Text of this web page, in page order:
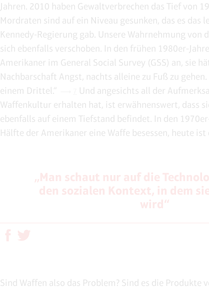
Jahren. 2010 haben Gewaltverbrechen das Tief von
Mordraten sind auf ein Niveau gesunken, das es das
Kennedy-Regierung gab. Unsere Wahrnehmung von
sich ebenfalls verschoben. In den frühen 1980er-
Amerikaner im General Social Survey (GSS) an, sie
Nachbarschaft Angst, nachts alleine zu Fuß zu
einem Drittel.“
Und angesichts all der
Waffenkultur erhalten hat, ist erwähnenswert, dass
ebenfalls auf einem Tiefstand befindet. In den
Hälfte der Amerikaner eine Waffe besessen, heute
Sind Waffen also das Problem? Sind es die Produkte